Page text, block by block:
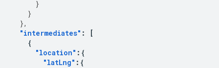
}
}
},
"intermediates" :
[
{
"location" :{
"latLng" :{